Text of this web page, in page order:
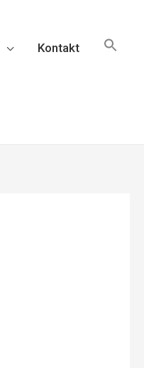
Kontakt